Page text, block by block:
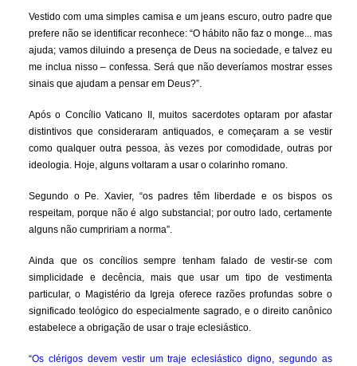
Vestido com uma simples camisa e um jeans escuro, outro padre que
prefere não se identificar reconhece: “O hábito não faz o monge... mas
ajuda; vamos diluindo a presença de Deus na sociedade, e talvez eu
me inclua nisso – confessa. Será que não deveríamos mostrar esses
sinais que ajudam a pensar em Deus?”.
Após o Concílio Vaticano II, muitos sacerdotes optaram por afastar
distintivos que consideraram antiquados, e começaram a se vestir
como qualquer outra pessoa, às vezes por comodidade, outras por
ideologia. Hoje, alguns voltaram a usar o colarinho romano.
Segundo o Pe. Xavier, “os padres têm liberdade e os bispos os
respeitam, porque não é algo substancial; por outro lado, certamente
alguns não cumpririam a norma”.
Ainda que os concílios sempre tenham falado de vestir-se com
simplicidade e decência, mais que usar um tipo de vestimenta
particular, o Magistério da Igreja oferece razões profundas sobre o
significado teológico do especialmente sagrado, e o direito canônico
estabelece a obrigação de usar o traje eclesiástico.
“Os clérigos devem vestir um traje eclesiástico digno, segundo as